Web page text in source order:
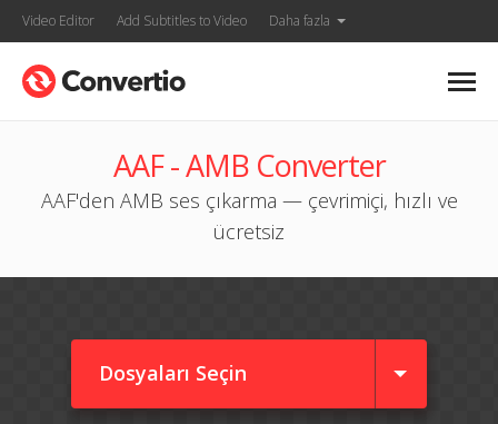
Video Editor Add Subtitles to Video Daha fazla
AAF - AMB Converter
AAF'den AMB ses çıkarma — çevrimiçi, hızlı ve
ücretsiz
Dosyaları Seçin